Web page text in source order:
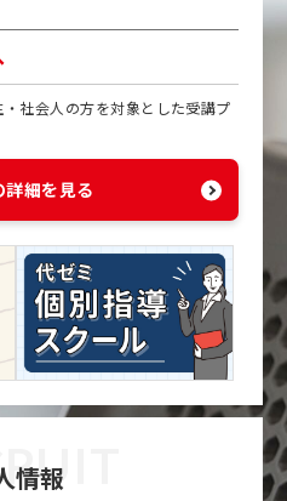
社会人の方を対象とした受講プ
細を見る
情報